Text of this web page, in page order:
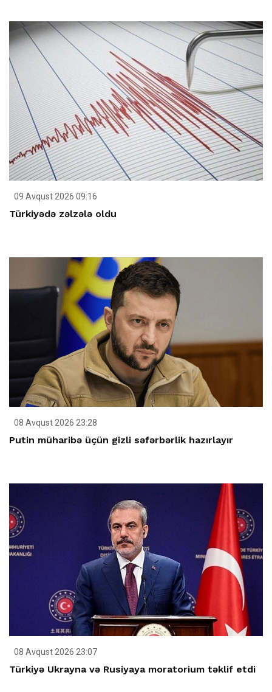
09 Avqust 2026 09:16
Türkiyədə zəlzələ oldu
08 Avqust 2026 23:28
Putin müharibə üçün gizli səfərbərlik hazırlayır
08 Avqust 2026 23:07
Türkiyə Ukrayna və Rusiyaya moratorium təklif etdi